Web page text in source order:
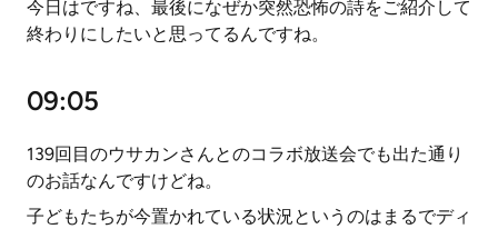
今日はですね、最後になぜか突然恐怖の詩をご紹介して
終わりにしたいと思ってるんですね。
09:05
139回目のウサカンさんとのコラボ放送会でも出た通り
のお話なんですけどね。
子どもたちが今置かれている状況というのはまるでディ